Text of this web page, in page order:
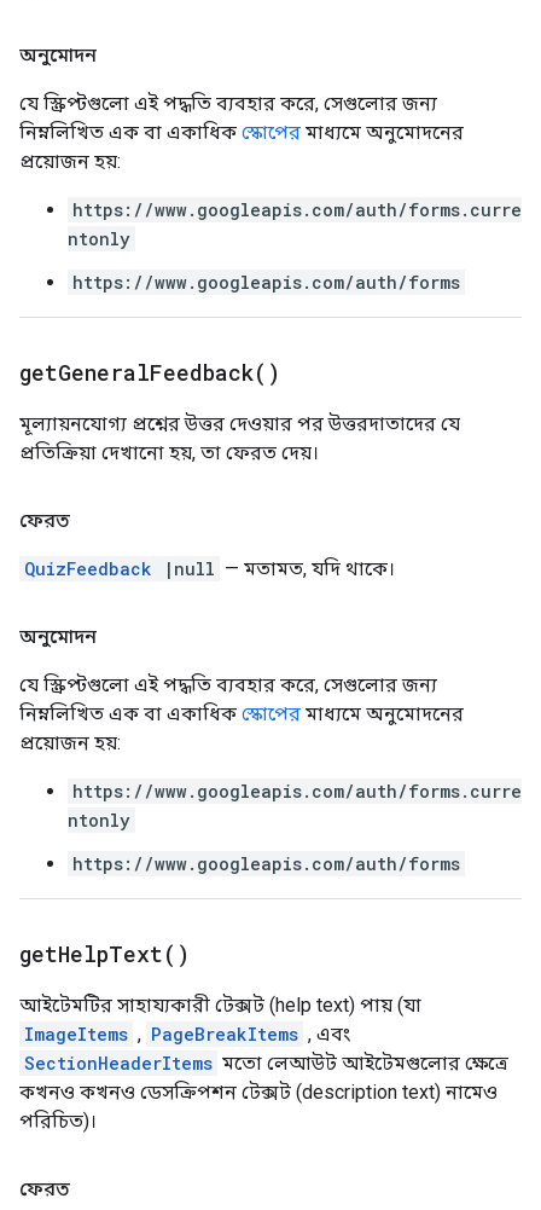
অনুমোদন
যে স্ক্রিপ্টগুলো এই পদ্ধতি ব্যবহার করে, সেগুলোর জন্য
নিম্নলিখিত এক বা একাধিক স্কোপের মাধ্যমে অনুমোদনের
প্রয়োজন হয়:
https://www.googleapis.com/auth/forms.curre
ntonly
https://www.googleapis.com/auth/forms
getGeneralFeedback( )
মূল্যায়নযোগ্য প্রশ্নের উত্তর দেওয়ার পর উত্তরদাতাদের যে
প্রতিক্রিয়া দেখানো হয়, তা ফেরত দেয়।
ফেরত
QuizFeedback |null — মতামত, যদি থাকে।
অনুমোদন
যে স্ক্রিপ্টগুলো এই পদ্ধতি ব্যবহার করে, সেগুলোর জন্য
নিম্নলিখিত এক বা একাধিক স্কোপের মাধ্যমে অনুমোদনের
প্রয়োজন হয়:
https://www.googleapis.com/auth/forms.curre
ntonly
https://www.googleapis.com/auth/forms
getHelpText( )
আইটেমটির সাহায্যকারী টেক্সট (help text) পায় (যা
ImageItems , PageBreakItems , এবং
SectionHeaderItems মতো লেআউট আইটেমগুলোর ক্ষেত্রে
কখনও কখনও ডেসক্রিপশন টেক্সট (description text) নামেও
পরিচিত)।
ফেরত